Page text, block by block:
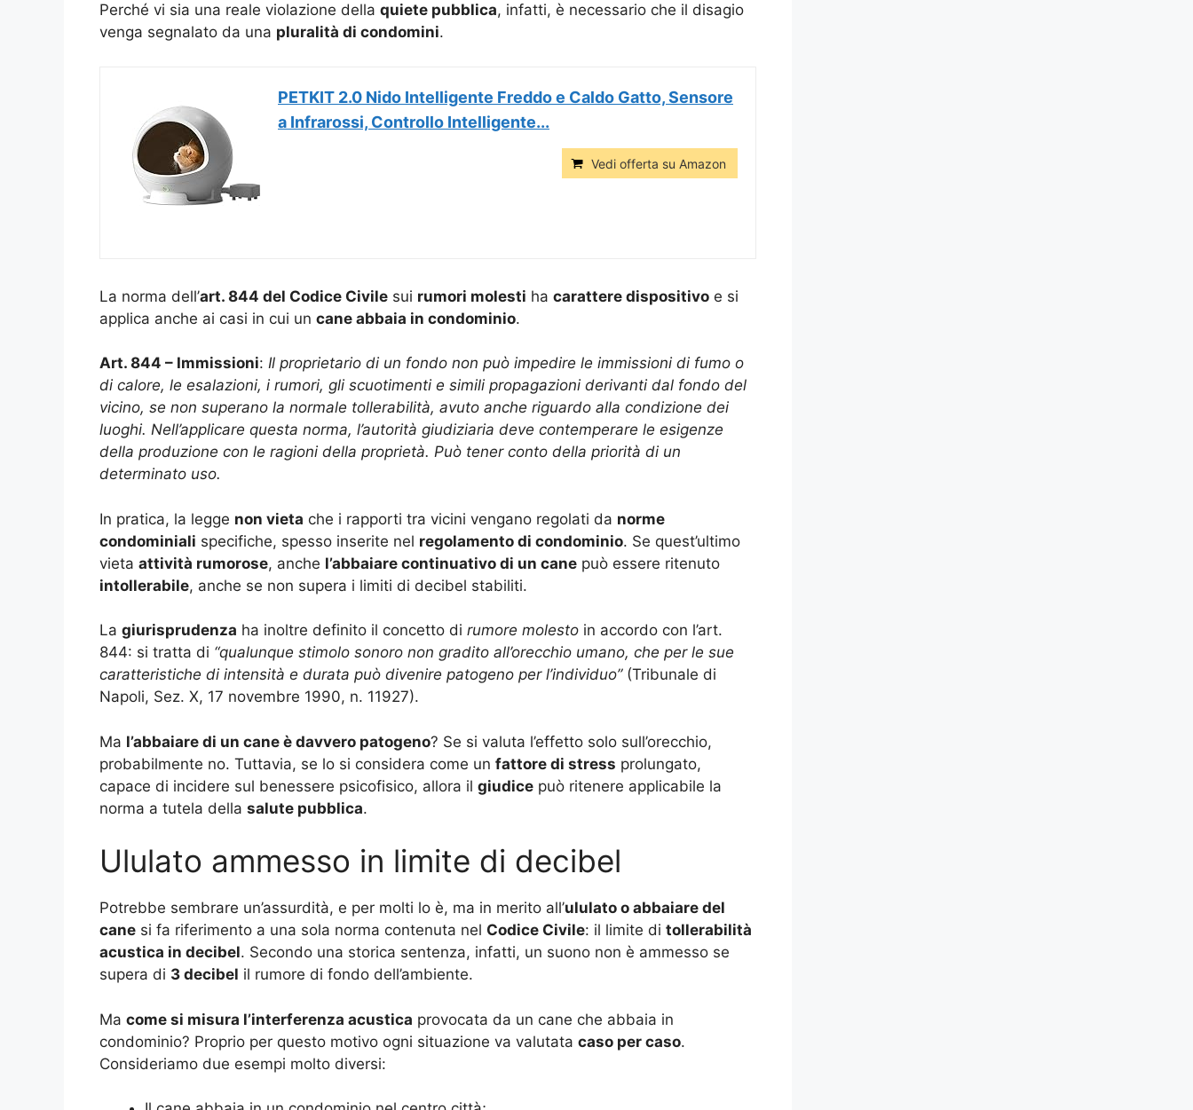
Perché vi sia una reale violazione della quiete pubblica, infatti, è necessario che il disagio
venga segnalato da una pluralità di condomini.
PETKIT 2.0 Nido Intelligente Freddo e Caldo Gatto, Sensore
a Infrarossi, Controllo Intelligente...
Vedi offerta su Amazon
La norma dell’art. 844 del Codice Civile sui rumori molesti ha carattere dispositivo e si
applica anche ai casi in cui un cane abbaia in condominio.
Art. 844 – Immissioni: Il proprietario di un fondo non può impedire le immissioni di fumo o
di calore, le esalazioni, i rumori, gli scuotimenti e simili propagazioni derivanti dal fondo del
vicino, se non superano la normale tollerabilità, avuto anche riguardo alla condizione dei
luoghi. Nell’applicare questa norma, l’autorità giudiziaria deve contemperare le esigenze
della produzione con le ragioni della proprietà. Può tener conto della priorità di un
determinato uso.
In pratica, la legge non vieta che i rapporti tra vicini vengano regolati da norme
condominiali specifiche, spesso inserite nel regolamento di condominio. Se quest’ultimo
vieta attività rumorose, anche l’abbaiare continuativo di un cane può essere ritenuto
intollerabile, anche se non supera i limiti di decibel stabiliti.
La giurisprudenza ha inoltre definito il concetto di rumore molesto in accordo con l’art.
844: si tratta di “qualunque stimolo sonoro non gradito all’orecchio umano, che per le sue
caratteristiche di intensità e durata può divenire patogeno per l’individuo”(Tribunale di
Napoli, Sez. X, 17 novembre 1990, n. 11927).
Ma l’abbaiare di un cane è davvero patogeno? Se si valuta l’effetto solo sull’orecchio,
probabilmente no. Tuttavia, se lo si considera come un fattore di stress prolungato,
capace di incidere sul benessere psicofisico, allora il giudice può ritenere applicabile la
norma a tutela della salute pubblica.
Ululato ammesso in limite di decibel
Potrebbe sembrare un’assurdità, e per molti lo è, ma in merito all’ululato o abbaiare del
cane si fa riferimento a una sola norma contenuta nel Codice Civile: il limite di tollerabilità
acustica in decibel. Secondo una storica sentenza, infatti, un suono non è ammesso se
supera di 3 decibel il rumore di fondo dell’ambiente.
Ma come si misura l’interferenza acustica provocata da un cane che abbaia in
condominio? Proprio per questo motivo ogni situazione va valutata caso per caso.
Consideriamo due esempi molto diversi: